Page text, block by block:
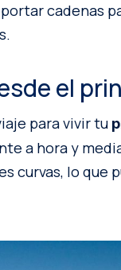
cadenas
el
para vivir tu
a hora y
curvas, lo que